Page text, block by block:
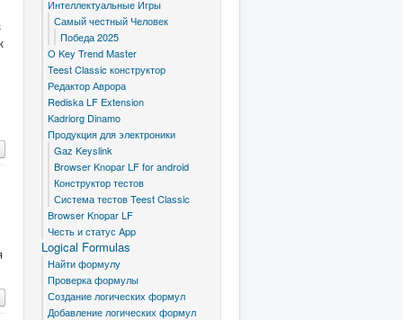
Интеллектуальные Игры
Самый честный Человек
Победа 2025
O Key Trend Master
Teest Classic конструктор
Редактор Аврора
Rediska LF Extension
Kadriorg Dinamo
Продукция для электроники
Gaz Keyslink
Browser Knopar LF for android
Конструктор тестов
Система тестов Teest Classic
Browser Knopar LF
Честь и статус App
Logical Formulas
Найти формулу
Проверка формулы
Создание логических формул
Добавление логических формул